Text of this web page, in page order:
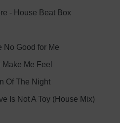
- House Beat Box
No Good for Me
Make Me Feel
Of The Night
Is Not A Toy (House Mix)